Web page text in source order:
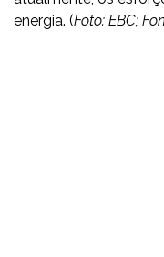
energia. (Foto: EBC;